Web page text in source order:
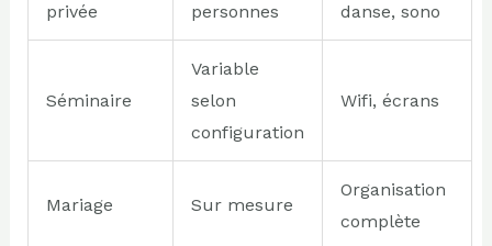
privée
personnes
danse, sono
Séminaire
Variable
selon
configuration
Wifi, écrans
Mariage Sur mesure
Organisation
complète